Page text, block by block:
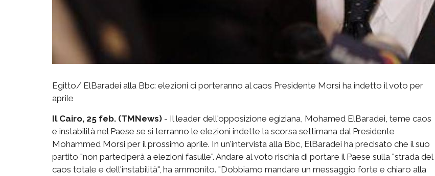
Egitto/ ElBaradei alla Bbc: elezioni ci porteranno al caos Presidente Morsi ha indetto il voto per
aprile
Il Cairo, 25 feb. (TMNews) - Il leader dell'opposizione egiziana, Mohamed ElBaradei, teme caos
e instabilità nel Paese se si terranno le elezioni indette la scorsa settimana dal Presidente
Mohammed Morsi per il prossimo aprile. In un'intervista alla Bbc, ElBaradei ha precisato che il suo
partito "non parteciperà a elezioni fasulle". Andare al voto rischia di portare il Paese sulla "strada del
caos totale e dell'instabilità", ha ammonito. "Dobbiamo mandare un messaggio forte e chiaro alla